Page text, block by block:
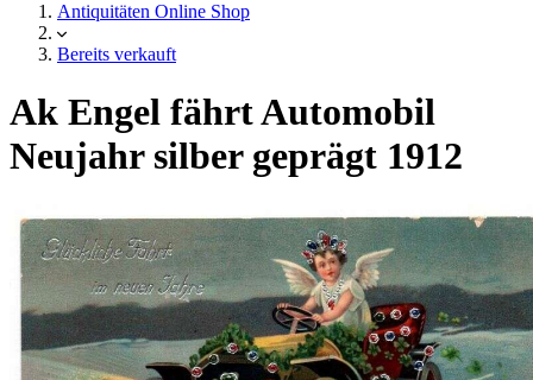
Antiquitäten Online Shop
Bereits verkauft
Ak Engel fährt Automobil
Neujahr silber geprägt 1912